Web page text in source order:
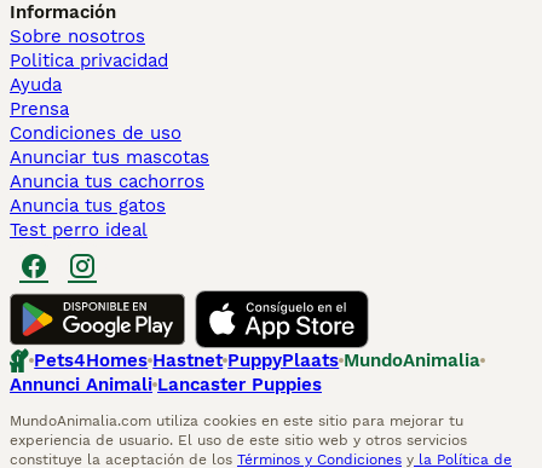
Información
Sobre nosotros
Politica privacidad
Ayuda
Prensa
Condiciones de uso
Anunciar tus mascotas
Anuncia tus cachorros
Anuncia tus gatos
Test perro ideal
Pets4Homes Hastnet PuppyPlaats MundoAnimalia
Annunci Animali Lancaster Puppies
MundoAnimalia.com utiliza cookies en este sitio para mejorar tu
experiencia de usuario. El uso de este sitio web y otros servicios
constituye la aceptación de los Términos y Condiciones y la Política de